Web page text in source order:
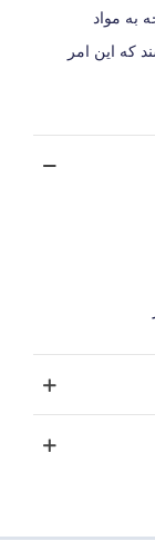
به مواد
که این امر